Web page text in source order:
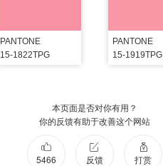
PANTONE
15-1822TPG
PANTONE
15-1919TPG
本页面是否对你有用？
你的反馈有助于改善这个网站
5466 反馈 打赏